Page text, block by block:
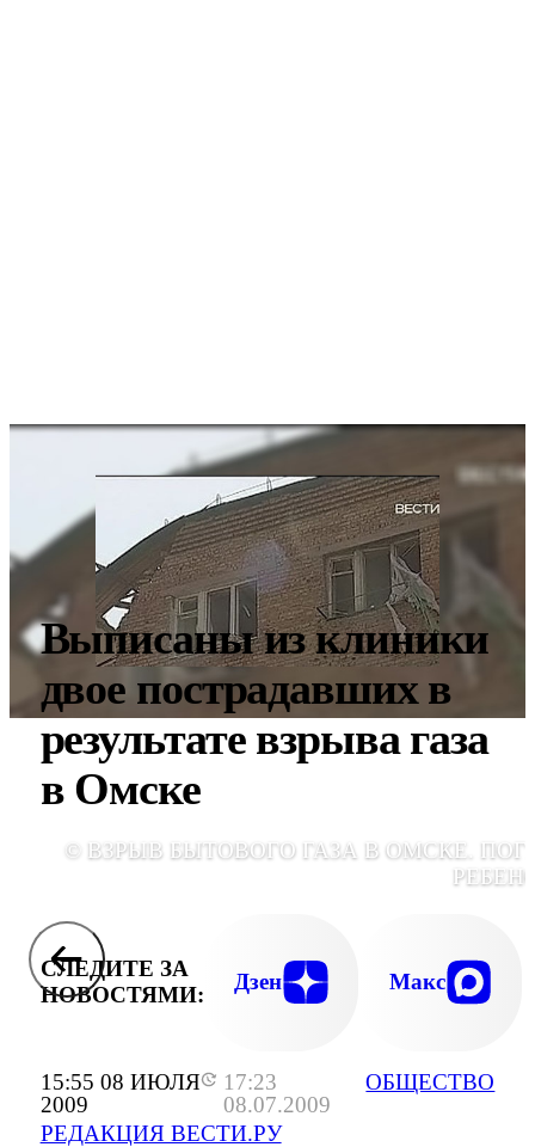
15:55 08 ИЮЛЯ
2009
17:23
08.07.2009
РЕДАКЦИЯ ВЕСТИ.РУ
ОБЩЕСТВО
Выписаны из клиники
двое пострадавших в
результате взрыва газа
в Омске
© ВЗРЫВ БЫТОВОГО ГАЗА В ОМСКЕ.
СЛЕДИТЕ ЗА
НОВОСТЯМИ:
Дзен Макс